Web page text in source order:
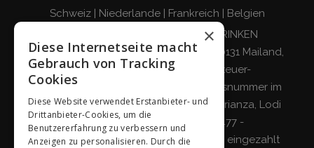
Schweiz| Niederlande| Frankreich
Belgien
VERANTWORTUNGSBEWUSST TRINKEN
Giordano Vini S.p.A. Viale Abruzzi 94, 20131 Mailand,
Italien - Steuernummer, Umsatzsteuer-
Identifikationsnummer und Eintragungsnummer im
Handelsregister von Mailand, Monza-Brianza, Lodi
04642870960 - R.E.A. MI-2564477 -
Gesellschaftskapital 500.000 Euro voll eingezahlt
×
Diese Internetseite macht
Gebrauch von Tracking
Cookies
Diese Website verwendet Erstanbieter- und
Drittanbieter-Cookies, um die
Benutzererfahrung zu verbessern und
Anzeigen zu personalisieren. Durch die